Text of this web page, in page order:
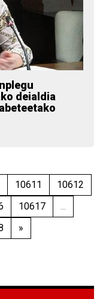
deialdia
10611
10612
10617
...
»